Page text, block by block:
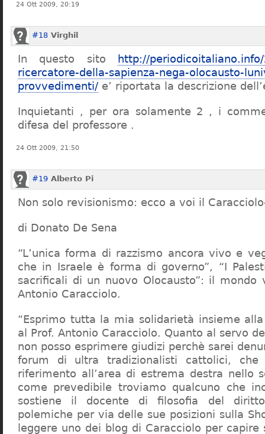
24 Ott 2009, 20:19
#18 Virghil
In questo sito
http://
ricercatore-della-sapienza-nega-olocausto-
provvedimenti/ e’ riportata la descrizione
Inquietanti , per ora solamente 2 , i
difesa del professore .
24 Ott 2009, 21:50
#19 Alberto Pi
Non solo revisionismo: ecco a voi il
di Donato De Sena
“L’unica forma di razzismo ancora vivo e
che in Israele è forma di governo”, “I
sacrificali di un nuovo Olocausto”: il mondo
Antonio Caracciolo.
“Esprimo tutta la mia solidarietà insieme
al Prof. Antonio Caracciolo. Quanto al servo
non posso esprimere giudizi perchè sarei
forum di ultra tradizionalisti cattolici,
riferimento all’area di estrema destra nello
come prevedibile troviamo qualcuno che
sostiene il docente di filosofia del
polemiche per via delle sue posizioni sulla
leggere uno dei blog di Caracciolo per